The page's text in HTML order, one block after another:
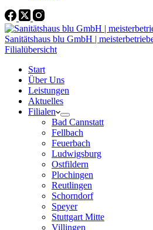
Sanitätshaus blu GmbH |
Filialübersicht
Start
Über Uns
Leistungen
Aktuelles
Filialen
Bad Cannstatt
Fellbach
Feuerbach
Ludwigsburg
Ostfildern
Plochingen
Reutlingen
Schorndorf
Speyer
Stuttgart Mitte
Villingen